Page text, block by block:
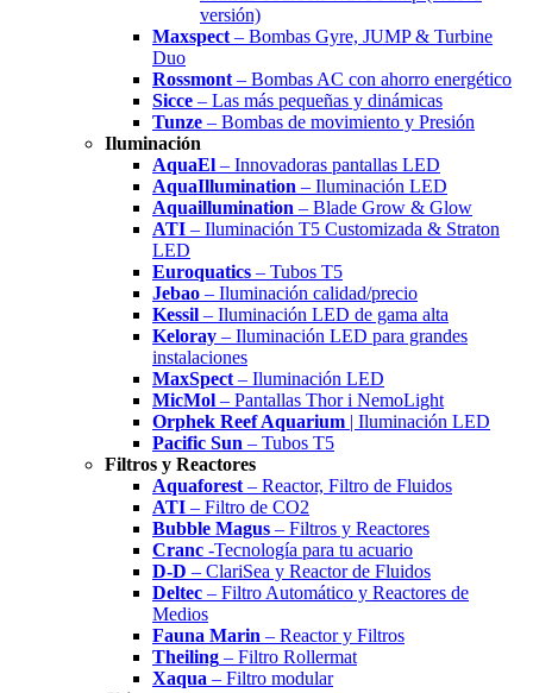
versión)
Maxspect – Bombas Gyre, JUMP & Turbine
Duo
Rossmont – Bombas AC con ahorro energético
Sicce – Las más pequeñas y dinámicas
Tunze – Bombas de movimiento y Presión
Iluminación
AquaEl – Innovadoras pantallas LED
AquaIllumination – Iluminación LED
Aquaillumination – Blade Grow & Glow
ATI – Iluminación T5 Customizada & Straton
LED
Euroquatics – Tubos T5
Jebao – Iluminación calidad/precio
Kessil – Iluminación LED de gama alta
Keloray – Iluminación LED para grandes
instalaciones
MaxSpect – Iluminación LED
MicMol – Pantallas Thor i NemoLight
Orphek Reef Aquarium | Iluminación LED
Pacific Sun – Tubos T5
Filtros y Reactores
Aquaforest – Reactor, Filtro de Fluidos
ATI – Filtro de CO2
Bubble Magus – Filtros y Reactores
Cranc -Tecnología para tu acuario
D-D – ClariSea y Reactor de Fluidos
Deltec – Filtro Automático y Reactores de
Medios
Fauna Marin – Reactor y Filtros
Theiling – Filtro Rollermat
Xaqua – Filtro modular